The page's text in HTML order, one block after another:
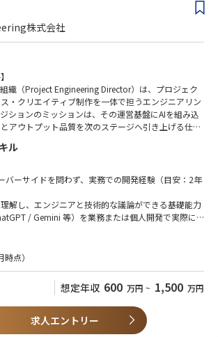
株式会社
織（Project Engineering Director）は、プロジェク
・クリエイティブ制作を一体で担うエンジニアリン
ションのミッションは、その運営基盤にAIを組み込
アウトプット品質を次のステージへ引き上げる仕組
することです。
は不問です。エンジニアとしての技術的知見を武器
事業成長に貢献したい方」を募集します。
クトマネジメントの改革を推進するポジションを弊
Engineering Director）という職種として募集してい
ィングメンバーとして、PED組織の「次世代運営基
ための企画・進行管理を担当します。
月）
ル
バーサイドを問わず、実務での開発経験（目安：2年
解し、エンジニアと技術的な議論ができる基礎能力
/ Gemini 等）を業務または個人開発で実際に
理し、エンジニア以外のメンバーにも伝えられるコ
ックリードなど、何らかのリード経験
を活用したツール開発の経験
ツール（Jira, Notion等）の実務活用経験
の経験
時点）
想定年収 600 万円 ~ 1,500 万円
求人エントリー